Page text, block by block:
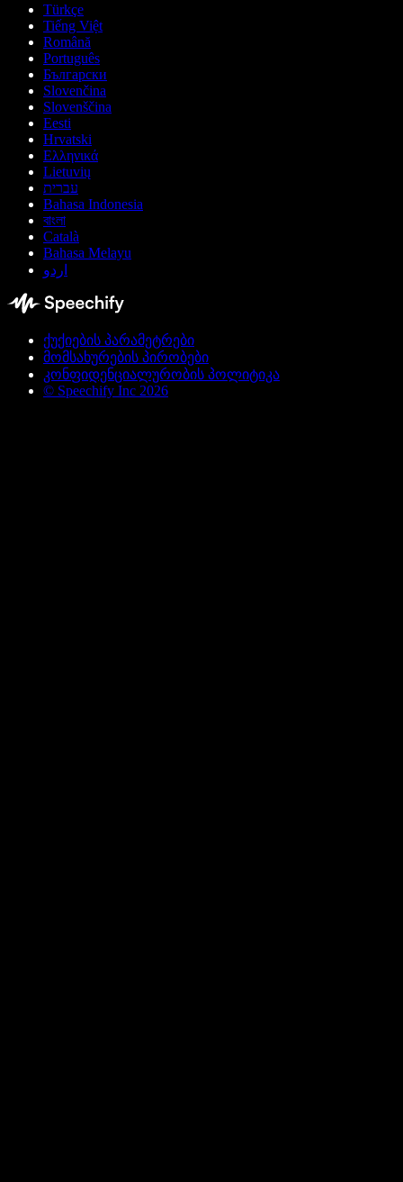
Türkçe
Tiếng Việt
Română
Português
Български
Slovenčina
Slovenščina
Eesti
Hrvatski
Ελληνικά
Lietuvių
עברית
Bahasa Indonesia
বাংলা
Català
Bahasa Melayu
اردو
ქუქიების პარამეტრები
მომსახურების პირობები
კონფიდენციალურობის პოლიტიკა
© Speechify Inc 2026